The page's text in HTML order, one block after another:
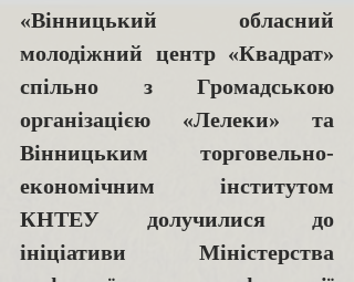
«Вінницький обласний
молодіжний центр «Квадрат»
спільно з Громадською
організацією «Лелеки» та
Вінницьким торговельно-
економічним інститутом
КНТЕУ долучилися до
ініціативи Міністерства